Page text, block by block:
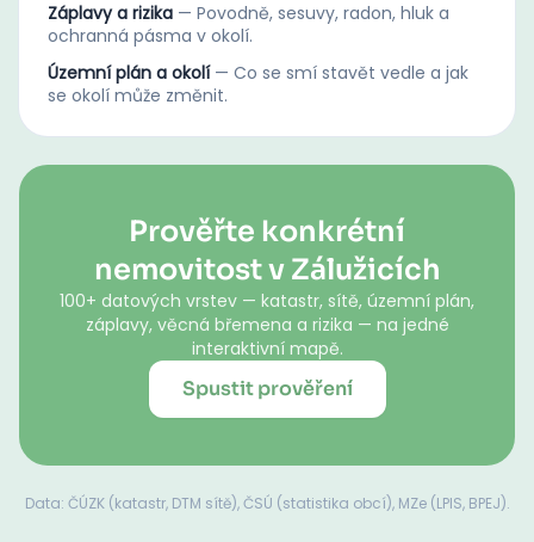
Záplavy a rizika — Povodně, sesuvy, radon, hluk a
ochranná pásma v okolí.
Územní plán a okolí — Co se smí stavět vedle a jak
se okolí může změnit.
Prověřte konkrétní
nemovitost v Zálužicích
100+ datových vrstev — katastr, sítě, územní plán,
záplavy, věcná břemena a rizika — na jedné
interaktivní mapě.
Spustit prověření
Data: ČÚZK (katastr, DTM sítě), ČSÚ (statistika obcí), MZe (LPIS, BPEJ).